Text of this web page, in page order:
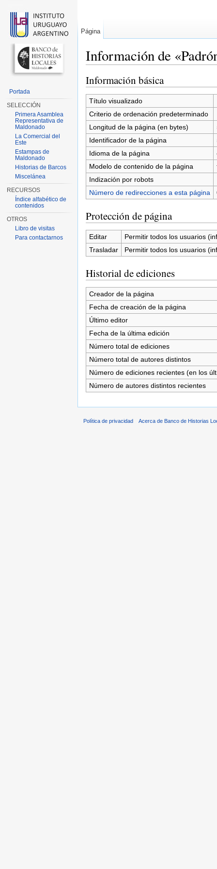
Información de
Información básica
Título visualizado
Criterio de ordenación predeterminado
Longitud de la página (en bytes)
Identificador de la página
Idioma de la página
Modelo de contenido de la página
Indización por robots
Número de redirecciones a esta página
Protección de página
Editar
Permitir todos los usuarios
Trasladar
Permitir todos los usuarios
Historial de ediciones
Creador de la página
Fecha de creación de la página
Último editor
Fecha de la última edición
Número total de ediciones
Número total de autores distintos
Número de ediciones recientes (en los
Número de autores distintos recientes
Página
Portada
SELECCIÓN
Primera Asamblea
Representativa de
Maldonado
La Comercial del
Este
Estampas de
Maldonado
Historias de Barcos
Miscelánea
RECURSOS
Índice alfabético de
contenidos
OTROS
Libro de visitas
Para contactarnos
Política de privacidad Acerca de Banco de Historias